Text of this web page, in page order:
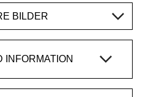
BILDER
INFORMATION